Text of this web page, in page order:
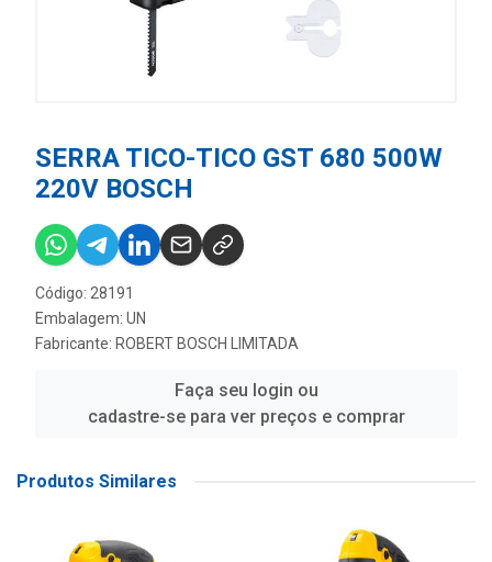
SERRA TICO-TICO GST 680 500W
220V BOSCH
Código: 28191
Embalagem: UN
Fabricante: ROBERT BOSCH LIMITADA
Faça seu login ou
cadastre-se para ver preços e comprar
Produtos Similares